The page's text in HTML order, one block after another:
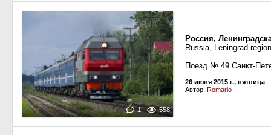
1 558
Россия,
Russia, Leningrad
Поезд № 49 Санкт-
26 июня 2015 г., пятница
Автор: Romario